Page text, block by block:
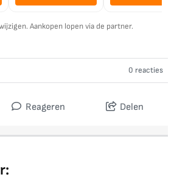
Aankopen lopen via de partner.
0 reacties
Reageren Delen